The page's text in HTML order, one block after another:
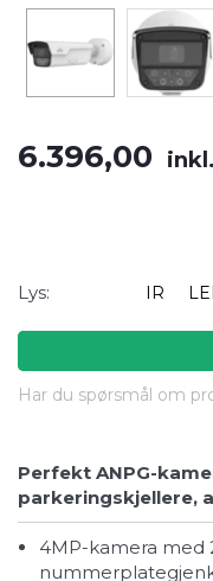
6.396,00
Lys: IR
Har du spørsmål om
Perfekt ANPG-
parkeringskjellere,
4MP-kamera med 2.8-12mm zoom for